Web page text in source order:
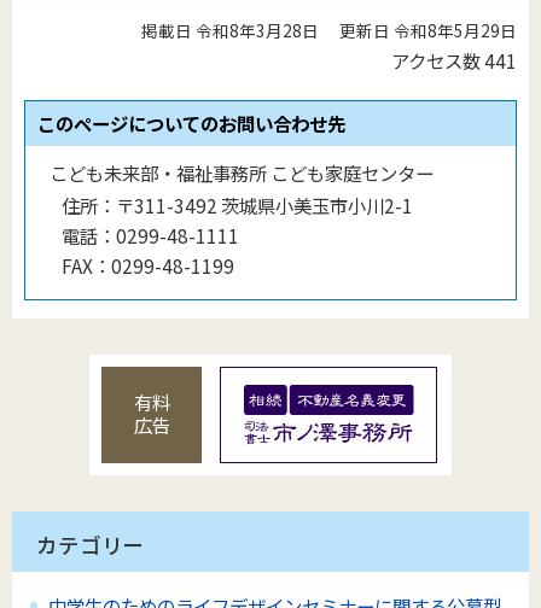
掲載日 令和8年3月28日 更新日 令和8年5月29日
アクセス数441
このページについてのお問い合わせ先
こども未来部・福祉事務所 こども家庭センター
住所： 〒311-3492 茨城県小美玉市小川2-1
電話： 0299-48-1111
FAX： 0299-48-1199
有料
広告
カテゴリー